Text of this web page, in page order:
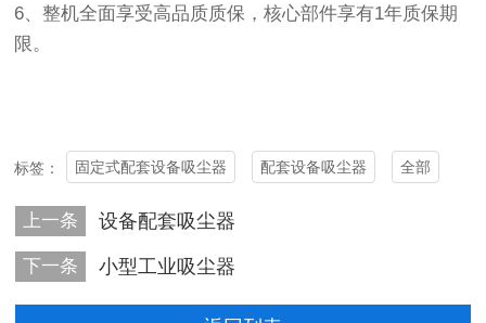
6、整机全面享受高品质质保，核心部件享有1年质保期
限。
标签： 固定式配套设备吸尘器 配套设备吸尘器 全部
上一条 设备配套吸尘器
下一条 小型工业吸尘器